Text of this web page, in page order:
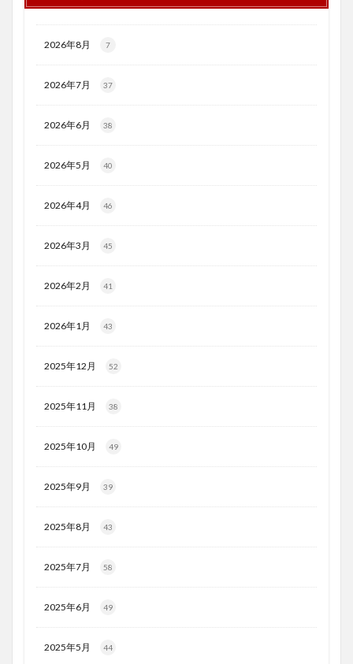
2026年8月 7
2026年7月 37
2026年6月 38
2026年5月 40
2026年4月 46
2026年3月 45
2026年2月 41
2026年1月 43
2025年12月 52
2025年11月 38
2025年10月 49
2025年9月 39
2025年8月 43
2025年7月 58
2025年6月 49
2025年5月 44